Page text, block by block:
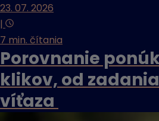
23. 07. 2026
|
7 min. čítania
Porovnanie
klikov, od
víťaza